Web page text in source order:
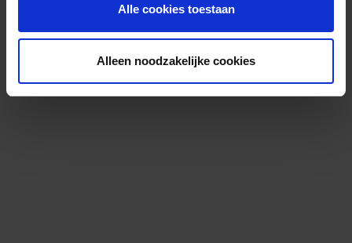
Alle cookies toestaan
Alleen noodzakelijke cookies